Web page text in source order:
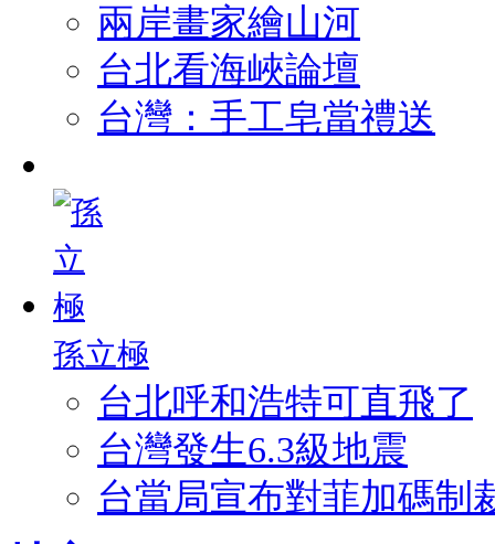
兩岸畫家繪山河
台北看海峽論壇
台灣：手工皂當禮送
孫立極
台北呼和浩特可直飛了
台灣發生6.3級地震
台當局宣布對菲加碼制